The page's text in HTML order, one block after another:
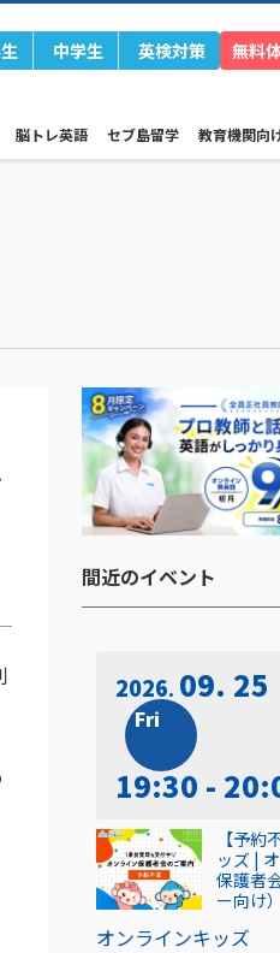
中学生 英検対策 無料
脳トレ英語 セブ島留学 教育機関向
間近のイベント​
2026 09. 25
Fri
19:30 -
オンラインキッズ
【予約
ッズ |
保護者
ー向け）